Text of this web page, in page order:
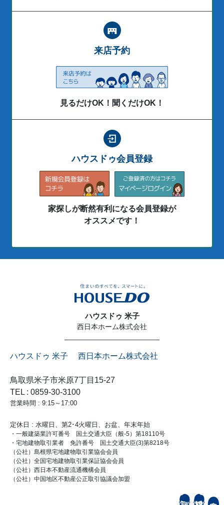
来店予約
見るだけOK！聞くだけOK！
ハウスドゥ会員登録
家探しが断然有利になる会員登録が
オススメです！
ハウスドゥ 米子
西日本ホーム株式会社
ハウスドゥ 米子 西日本ホーム株式会社
鳥取県米子市米原7丁目15-27
TEL : 0859-30-3100
営業時間 : 9:15～17:00
定休日 : 水曜日、第2･4火曜日、お盆、年末年始
・一般建築業許可番号 国土交通大臣（般-5）第18110号
・宅地建物取引業者 免許番号 国土交通大臣(3)第8218号
（公社）島根県宅地建物取引業協会会員
（公社）全国宅地建物取引業保証協会会員
（公社）西日本不動産流通機構会員
（公社）中国地区不動産公正取引協議会加盟